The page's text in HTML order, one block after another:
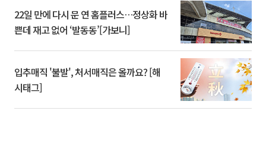
22일 만에 다시 문 연 홈플러스…정상화 바
쁜데 재고 없어 ‘발동동’[가보니]
입추매직 '불발', 처서매직은 올까요? [해
시태그]